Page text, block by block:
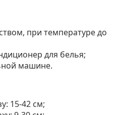
при температуре до
для белья;
машине.
15-42 см;